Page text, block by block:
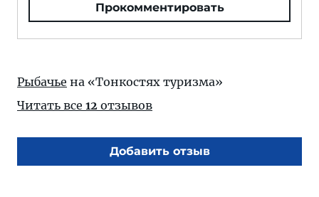
Прокомментировать
Рыбачье на «Тонкостях туризма»
Читать все 12 отзывов
Добавить отзыв